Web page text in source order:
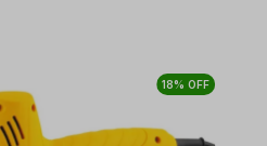
18% OFF